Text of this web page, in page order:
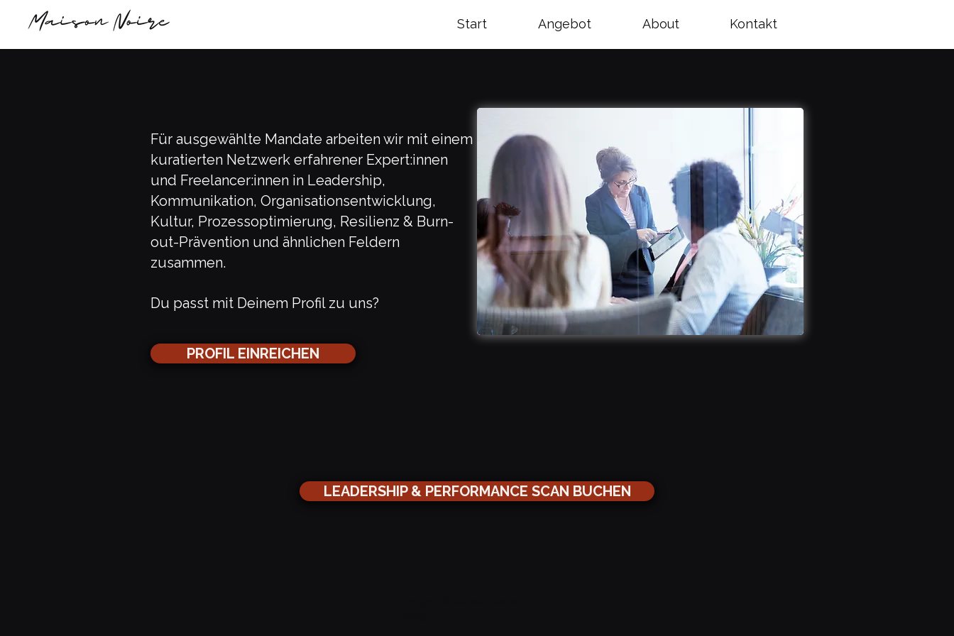
Start Angebot About Kontakt
Für ausgewählte Mandate arbeiten wir mit einem
kuratierten Netzwerk erfahrener Expert:innen
und Freelancer:innen in Leadership,
Kommunikation, Organisationsentwicklung,
Kultur, Prozessoptimierung, Resilienz & Burn-
out-Prävention und ähnlichen Feldern
zusammen.
Du passt mit Deinem Profil zu uns?
PROFIL EINREICHEN
LEADERSHIP & PERFORMANCE SCAN BUCHEN